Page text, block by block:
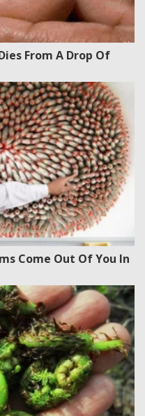
From A Drop Of
Come Out Of You In